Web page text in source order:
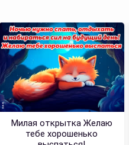
Милая открытка Желаю
тебе хорошенько